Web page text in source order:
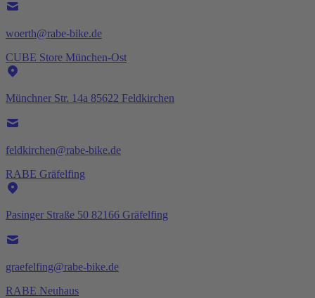
woerth@rabe-bike.de
CUBE Store München-Ost
Münchner Str. 14a 85622 Feldkirchen
feldkirchen@rabe-bike.de
RABE Gräfelfing
Pasinger Straße 50 82166 Gräfelfing
graefelfing@rabe-bike.de
RABE Neuhaus